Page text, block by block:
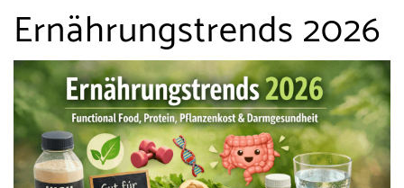
Ernährungstrends 2026